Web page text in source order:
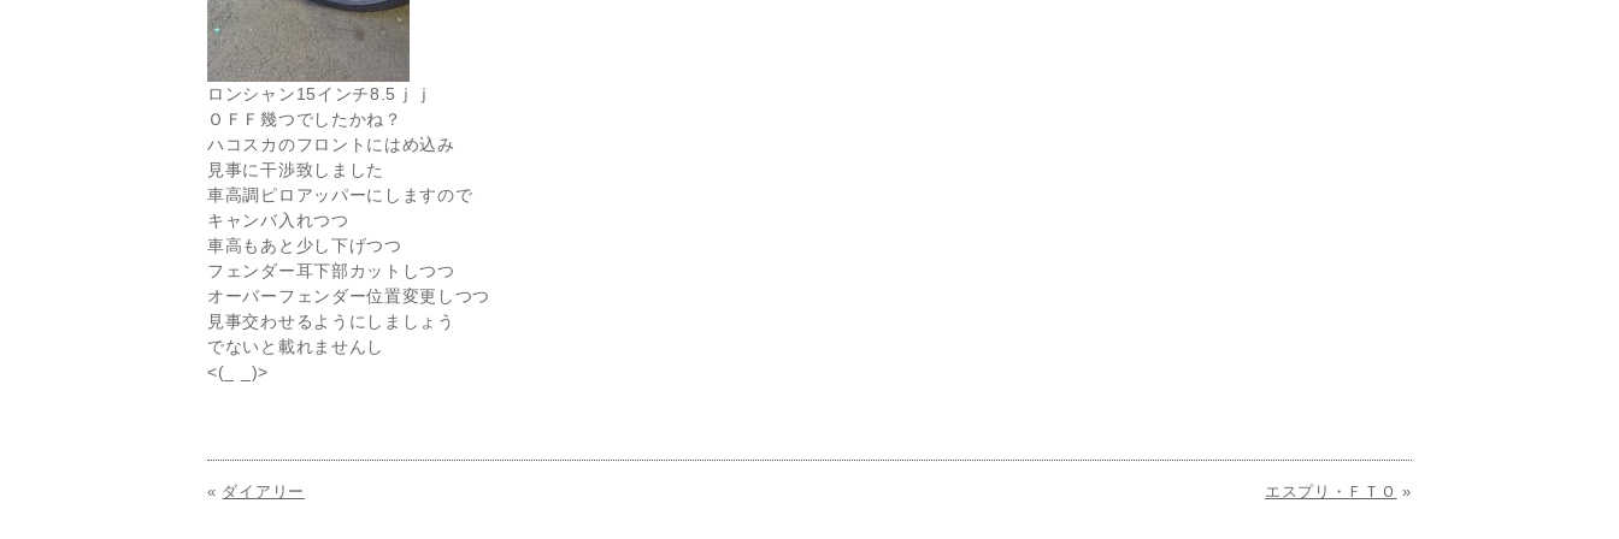
ロンシャン15インチ8.5ｊｊ
ＯＦＦ幾つでしたかね？
ハコスカのフロントにはめ込み
見事に干渉致しました
車高調ピロアッパーにしますので
キャンバ入れつつ
車高もあと少し下げつつ
フェンダー耳下部カットしつつ
オーバーフェンダー位置変更しつつ
見事交わせるようにしましょう
でないと載れませんし
<(_ _)>
エスプリ・ＦＴＯ »
« ダイアリー